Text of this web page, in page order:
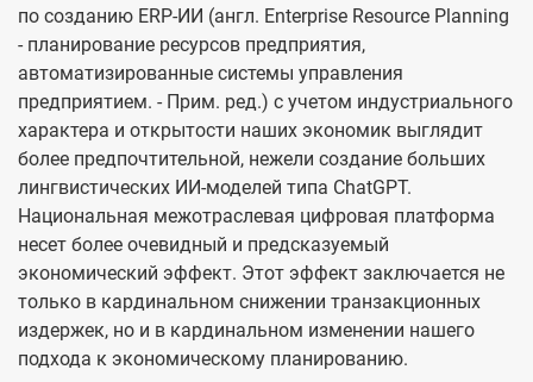
по созданию ERP-ИИ (англ. Enterprise Resource Planning
- планирование ресурсов предприятия,
автоматизированные системы управления
предприятием. - Прим. ред.) с учетом индустриального
характера и открытости наших экономик выглядит
более предпочтительной, нежели создание больших
лингвистических ИИ-моделей типа ChatGPT.
Национальная межотраслевая цифровая платформа
несет более очевидный и предсказуемый
экономический эффект. Этот эффект заключается не
только в кардинальном снижении транзакционных
издержек, но и в кардинальном изменении нашего
подхода к экономическому планированию.